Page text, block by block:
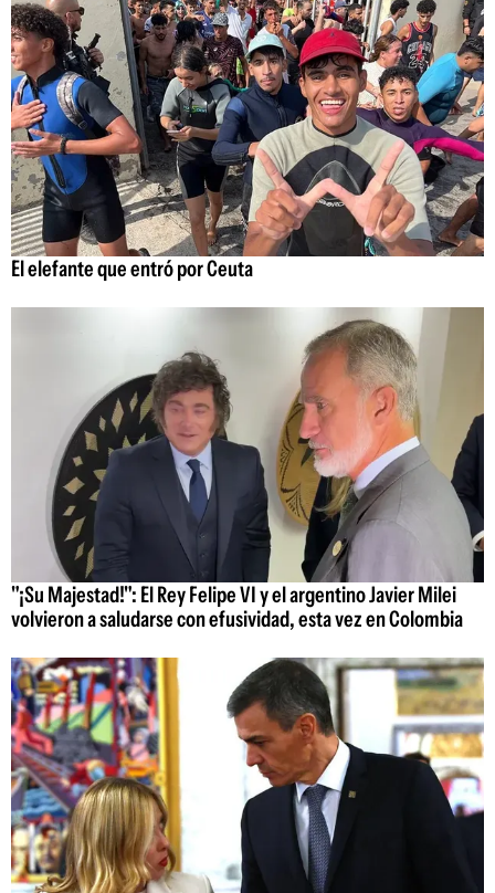
El elefante que entró por Ceuta
"¡Su Majestad!": El Rey Felipe VI y el argentino Javier Milei
volvieron a saludarse con efusividad, esta vez en Colombia